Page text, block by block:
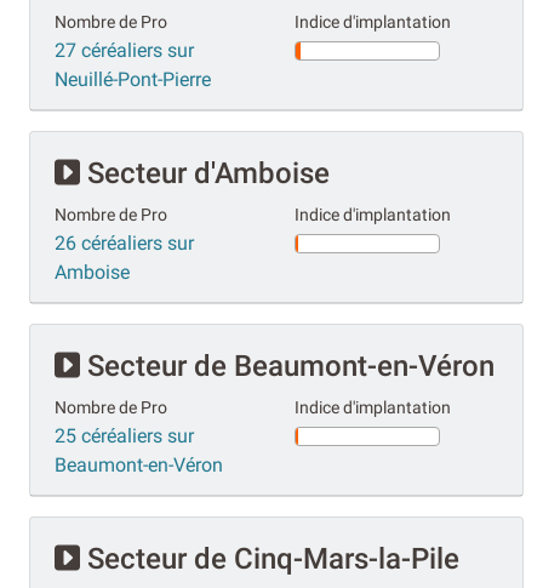
Nombre de Pro
27 céréaliers sur
Neuillé-Pont-Pierre
Indice d'implantation
Secteur d'Amboise
Nombre de Pro
26 céréaliers sur
Amboise
Indice d'implantation
Secteur de Beaumont-en-Véron
Nombre de Pro
25 céréaliers sur
Beaumont-en-Véron
Indice d'implantation
Secteur de Cinq-Mars-la-Pile